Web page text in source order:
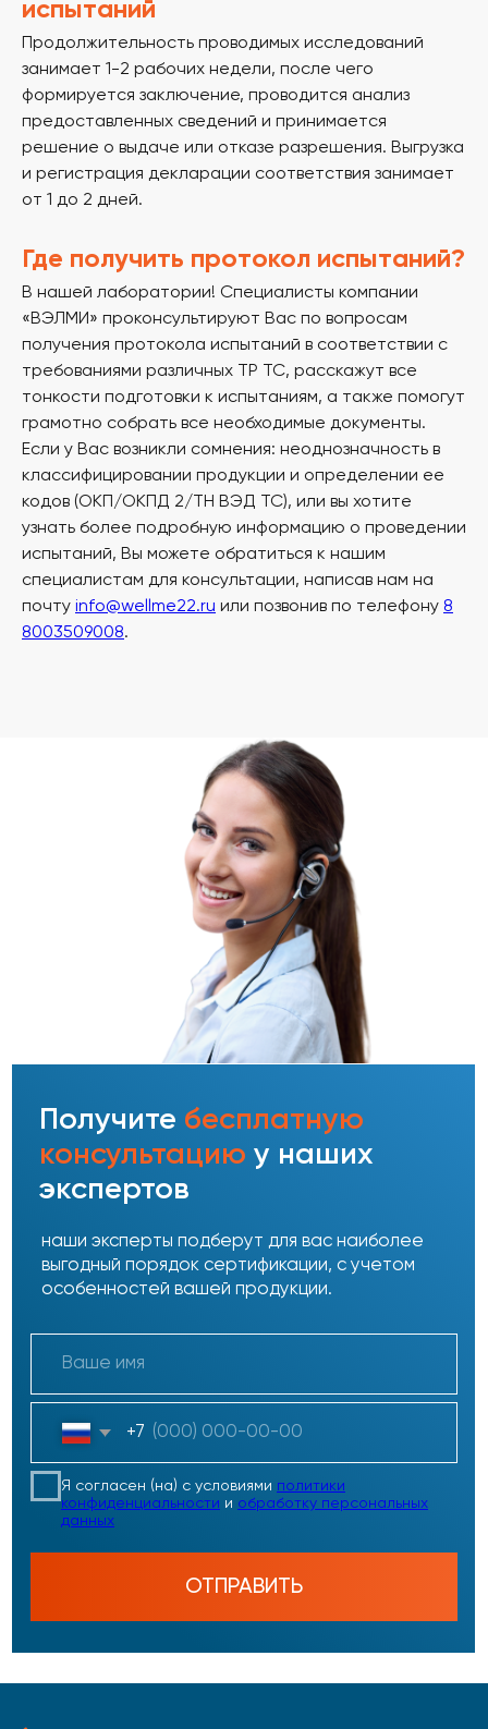
испытаний
Продолжительность проводимых исследований
занимает 1-2 рабочих недели, после чего
формируется заключение, проводится анализ
предоставленных сведений и принимается
решение о выдаче или отказе разрешения. Выгрузка
и регистрация декларации соответствия занимает
от 1 до 2 дней.
Где получить протокол испытаний?
В нашей лаборатории! Специалисты компании
«ВЭЛМИ» проконсультируют Вас по вопросам
получения протокола испытаний в соответствии с
требованиями различных ТР ТС, расскажут все
тонкости подготовки к испытаниям, а также помогут
грамотно собрать все необходимые документы.
Если у Вас возникли сомнения: неоднозначность в
классифицировании продукции и определении ее
кодов (ОКП/ОКПД 2/ТН ВЭД ТС), или вы хотите
узнать более подробную информацию о проведении
испытаний, Вы можете обратиться к нашим
специалистам для консультации, написав нам на
почту info@wellme22.ru или позвонив по телефону 8
8003509008.
© ООО «ВЭЛМИ», 2025
Контакты
Услуги
О компании
Главная
Согласие на обработку персональных данных
Форма отзыва согласия
Использование файлов cookie и сервиса веб-аналитики